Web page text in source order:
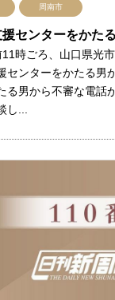
周南市
センターをかた
時ごろ、山口県光市
センターをかたる男
る男から不審な電話
し...